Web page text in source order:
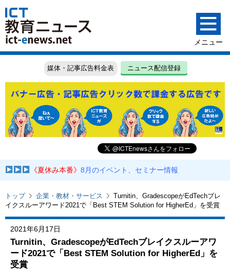
媒体・記事広告料金表 ニュース配信登録
《夏休み本番》8月のイベント、セミナー情報
トップ 企業・教材・サービス
Turnitin、GradescopeがEdTechブレ
イクスルーアワード2021で「Best STEM Solution for HigherEd」を受賞
2021年6月17日
Turnitin、GradescopeがEdTechブレイクスルーアワ
ード2021で「Best STEM Solution for HigherEd」を
受賞